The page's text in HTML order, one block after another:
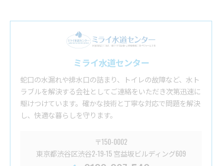
ミライ水道センター
蛇口の水漏れや排水口の詰まり、トイレの故障など、水ト
ラブルを解決する会社としてご連絡をいただき次第迅速に
駆けつけています。確かな技術と丁寧な対応で問題を解決
し、快適な暮らしを守ります。
〒150-0002
東京都渋谷区渋谷2-19-15 宮益坂ビルディング609